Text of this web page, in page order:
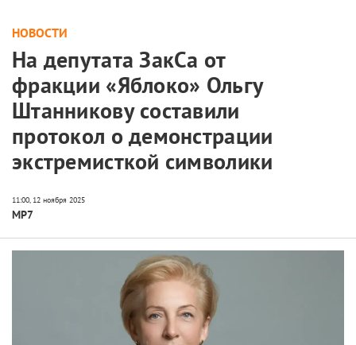
НОВОСТИ
На депутата ЗакСа от
фракции «Яблоко» Ольгу
Штанникову составили
протокол о демонстрации
экстремисткой символики
МР7